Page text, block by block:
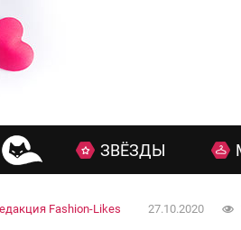
ЗВЁЗДЫ
Fashion-Likes 27.10.2020